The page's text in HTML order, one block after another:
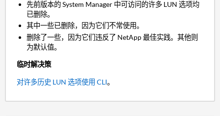
先前版本的 System Manager 中可访问的许多 LUN 选项均
已删除。
其中一些已删除，因为它们不常使用。
删除了一些，因为它们违反了 NetApp 最佳实践。其他则
为默认值。
临时解决策
对许多历史 LUN 选项使用 CLI。